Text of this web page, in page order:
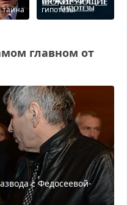
тайна
гипотезы
главном от
с Федосеевой-